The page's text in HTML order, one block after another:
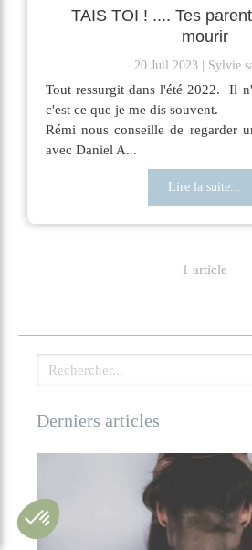
TAIS TOI ! .... Tes
mourir
20 Juil 2023 Sylvie
Tout ressurgit dans l'été 2022. Il
c'est ce que je me dis souvent.
Rémi nous conseille de regarder
avec Daniel A...
Lire la suite...
1 article
Rechercher
Derniers articles